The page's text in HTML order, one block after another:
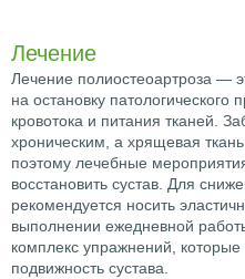
Лечение
Лечение полиостеоартроза —
на остановку патологического
кровотока и питания тканей.
хроническим, а хрящевая
поэтому лечебные
восстановить сустав. Для
рекомендуется носить
выполнении ежедневной
комплекс упражнений, которые
подвижность сустава.